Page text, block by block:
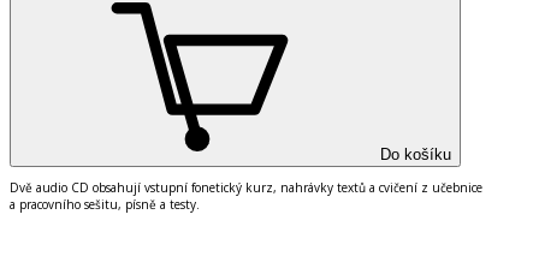
Do košíku
Dvě audio CD obsahují vstupní fonetický kurz, nahrávky textů a cvičení z učebnice
a pracovního sešitu, písně a testy.